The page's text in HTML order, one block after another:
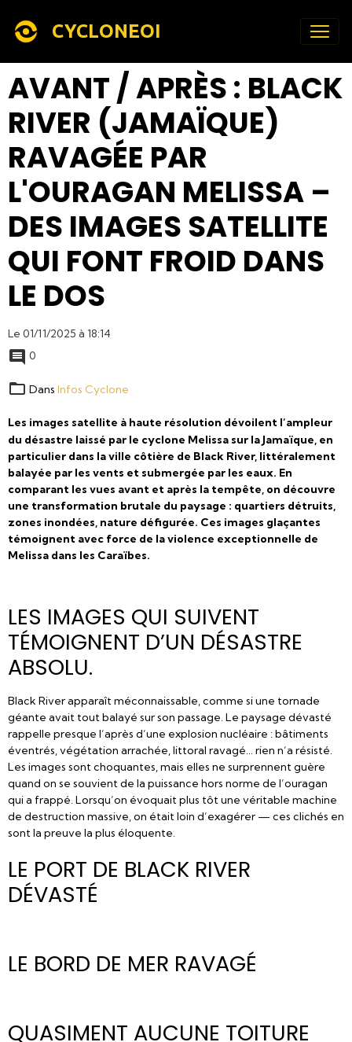
CYCLONEOI
AVANT / APRÈS : BLACK
RIVER (JAMAÏQUE)
RAVAGÉE PAR
L'OURAGAN MELISSA –
DES IMAGES SATELLITE
QUI FONT FROID DANS
LE DOS
Le 01/11/2025 à 18:14
0
Dans Infos Cyclone
Les images satellite à haute résolution dévoilent l’ampleur
du désastre laissé par le cyclone Melissa sur la Jamaïque, en
particulier dans la ville côtière de Black River, littéralement
balayée par les vents et submergée par les eaux. En
comparant les vues avant et après la tempête, on découvre
une transformation brutale du paysage : quartiers détruits,
zones inondées, nature défigurée. Ces images glaçantes
témoignent avec force de la violence exceptionnelle de
Melissa dans les Caraïbes.
LES IMAGES QUI SUIVENT
TÉMOIGNENT D’UN DÉSASTRE
ABSOLU.
Black River apparaît méconnaissable, comme si une tornade
géante avait tout balayé sur son passage. Le paysage dévasté
rappelle presque l’après d’une explosion nucléaire : bâtiments
éventrés, végétation arrachée, littoral ravagé… rien n’a résisté.
Les images sont choquantes, mais elles ne surprennent guère
quand on se souvient de la puissance hors norme de l’ouragan
qui a frappé. Lorsqu’on évoquait plus tôt une véritable machine
de destruction massive, on était loin d’exagérer — ces clichés en
sont la preuve la plus éloquente.
LE PORT DE BLACK RIVER
DÉVASTÉ
LE BORD DE MER RAVAGÉ
QUASIMENT AUCUNE TOITURE